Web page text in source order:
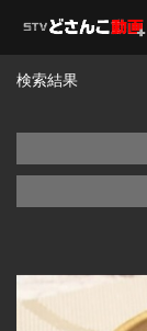
検索結果